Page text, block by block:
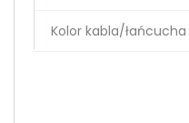
Kolor kabla/łańcucha